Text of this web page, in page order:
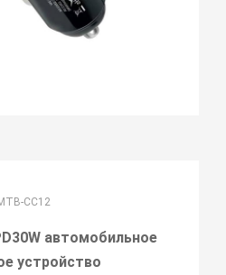
CC12
автомобильное
устройство